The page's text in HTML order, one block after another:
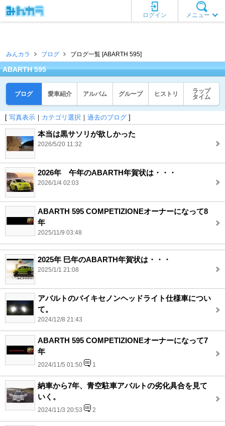
メニュー
ログイン
みんカラ ブログ ブログ一覧 [ABARTH 595]
ABARTH 595
ブログ 愛車紹介 アルバム グループ ヒストリ
ラップ
タイム
[ 写真表示 ｜ カテゴリ選択 ｜ 過去のブログ ]
本当は黒サソリが欲しかった
2026/5/20 11:32
2026年 午年のABARTH年賀状は・・・
2026/1/4 02:03
ABARTH 595 COMPETIZIONEオーナーになって8
年
2025/11/9 03:48
2025年 巳年のABARTH年賀状は・・・
2025/1/1 21:08
アバルトのバイキセノンヘッドライト仕様車につい
て。
2024/12/8 21:43
ABARTH 595 COMPETIZIONEオーナーになって7
年
2024/11/5 01:50 1
納車から7年、青空駐車アバルトの劣化具合を見て
いく。
2024/11/3 20:53 2